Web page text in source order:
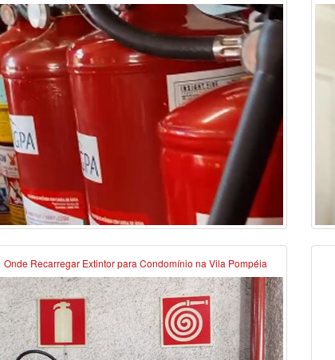
Onde Recarregar Extintor para Condomínio na Vila Pompéia